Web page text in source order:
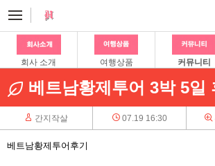
회사 소개 여행상품 커뮤니티
베트남황제투어 3박 5일 후기입
간지작살 07.19 16:30
베트남황제투어후기